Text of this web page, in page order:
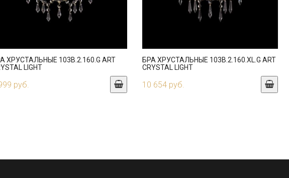
ХРУСТАЛЬНЫЕ 103B.2.160.G ART
LIGHT
руб.
БРА ХРУСТАЛЬНЫЕ 103B.2.160.XL.G ART
CRYSTAL LIGHT
10 654 руб.